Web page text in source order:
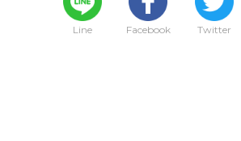
Line Facebook Twitter